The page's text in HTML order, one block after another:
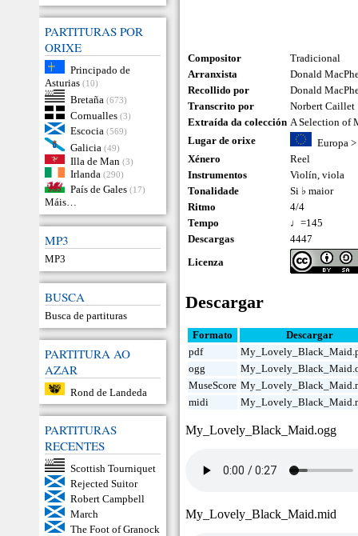
PARTITURAS POR
ORIXE
Principado de
Asturias (10)
Bretaña (673)
Cornualles (3)
Escocia (569)
Galicia (49)
Illa de Man (3)
Irlanda (290)
País de Gales (17)
Máis…
MP3
MP3
BUSCA
Busca de partituras
PARTITURA AO
AZAR
Rond de Landeda
PARTITURAS
RECENTES
Scottish Tourniquet
Rejected Suitor
Robert Campbell
March
The Foot of Granock
Compositor
Tradicional
Arranxista
Donald
Recollido por
Donald
Transcrito por
Norbert Caillet
Extraída da colección A Selection of
Lugar de orixe
Europa>
Xénero
Reel
Instrumentos
Violín,viola
Tonalidade
Si ♭ maior
Ritmo
4/4
Tempo
♩=145
Descargas
4447
Licenza
Descargar
Formato
Descargar
pdf
ogg
MuseScore
midi
My_Lovely_Black_Maid.ogg
My_Lovely_Black_Maid.mid